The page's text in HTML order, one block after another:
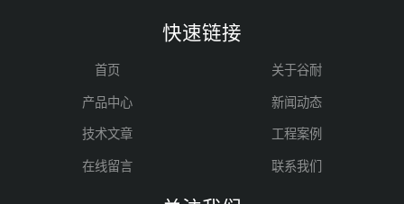
快速链接
首页 关于谷耐
产品中心 新闻动态
技术文章 工程案例
在线留言 联系我们